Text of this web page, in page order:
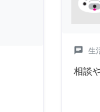
chat 生
相談